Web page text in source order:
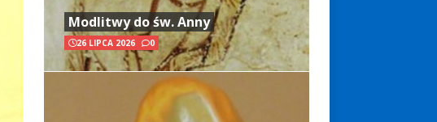
Modlitwy do św. Anny
26 LIPCA 2026 0